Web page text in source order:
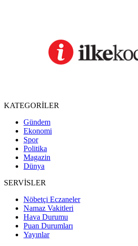
KATEGORİLER
Gündem
Ekonomi
Spor
Politika
Magazin
Dünya
SERVİSLER
Nöbetçi Eczaneler
Namaz Vakitleri
Hava Durumu
Puan Durumları
Yayınlar